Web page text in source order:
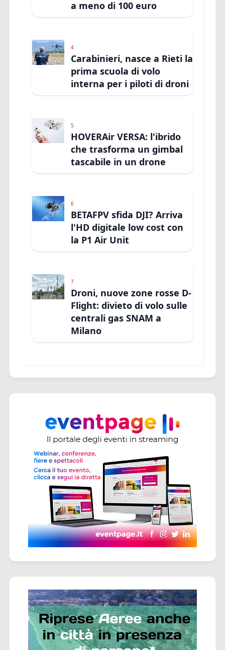
a meno di 100 euro
4
Carabinieri, nasce a Rieti la
prima scuola di volo
interna per i piloti di droni
5
HOVERAir VERSA: l'ibrido
che trasforma un gimbal
tascabile in un drone
6
BETAFPV sfida DJI? Arriva
l'HD digitale low cost con
la P1 Air Unit
7
Droni, nuove zone rosse D-
Flight: divieto di volo sulle
centrali gas SNAM a
Milano